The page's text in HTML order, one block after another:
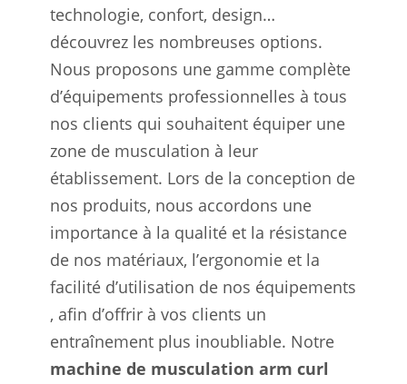
technologie, confort, design…
découvrez les nombreuses options.
Nous proposons une gamme complète
d’équipements professionnelles à tous
nos clients qui souhaitent équiper une
zone de musculation à leur
établissement. Lors de la conception de
nos produits, nous accordons une
importance à la qualité et la résistance
de nos matériaux, l’ergonomie et la
facilité d’utilisation de nos équipements
, afin d’offrir à vos clients un
entraînement plus inoubliable. Notre
machine de musculation arm curl